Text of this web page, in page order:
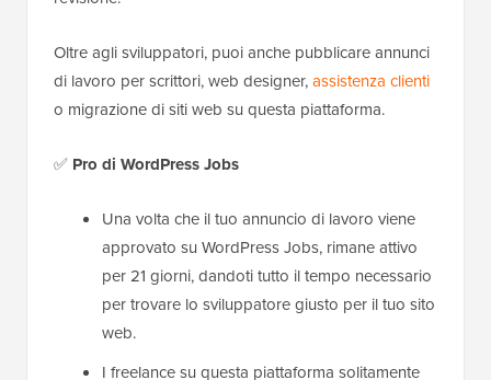
Oltre agli sviluppatori, puoi anche pubblicare annunci
di lavoro per scrittori, web designer,assistenza clienti
o migrazione di siti web su questa piattaforma.
✅ Pro di WordPress Jobs
Una volta che il tuo annuncio di lavoro viene
approvato su WordPress Jobs, rimane attivo
per 21 giorni, dandoti tutto il tempo necessario
per trovare lo sviluppatore giusto per il tuo sito
web.
I freelance su questa piattaforma solitamente